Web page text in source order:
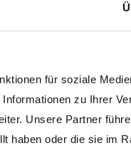
für soziale
zu Ihrer
Unsere Partner
haben oder die sie im
Das
das
beliebige
kann
1 mm